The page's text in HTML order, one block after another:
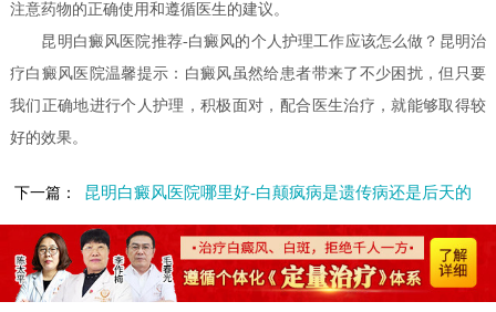
注意药物的正确使用和遵循医生的建议。
昆明白癜风医院推荐-白癜风的个人护理工作应该怎么做？昆明治
疗白癜风医院温馨提示：白癜风虽然给患者带来了不少困扰，但只要
我们正确地进行个人护理，积极面对，配合医生治疗，就能够取得较
好的效果。
下一篇： 昆明白癜风医院哪里好-白颠疯病是遗传病还是后天的